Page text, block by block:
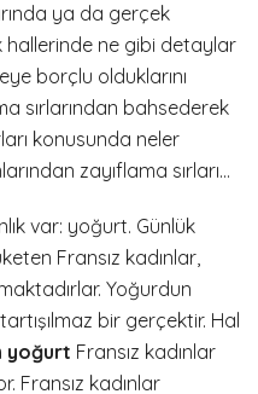
ya da gerçek
hallerinde ne gibi detaylar
borçlu olduklarını
sırlarından bahsederek
konusunda neler
zayıflama sırları…
var: yoğurt. Günlük
Fransız kadınlar,
Yoğurdun
bir gerçektir. Hal
yoğurt Fransız kadınlar
Fransız kadınlar